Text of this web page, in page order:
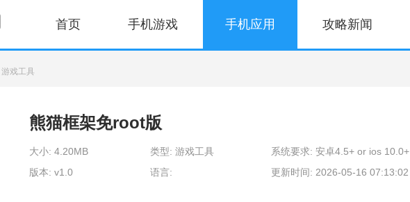
首页 手机游戏 手机应用 攻略新闻
游戏工具
熊猫框架免root版
大小: 4.20MB 类型: 游戏工具
系统要求: 安卓4.5+ or ios 10.0+
版本: v1.0
语言: 更新时间: 2026-05-16 07:13:02